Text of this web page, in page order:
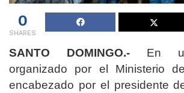
0
SHARES
SANTO DOMINGO.- En un
organizado por el Ministerio
encabezado por el presidente